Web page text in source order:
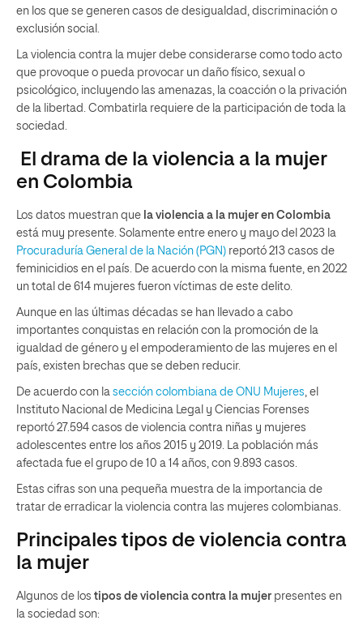
en los que se generen casos de desigualdad, discriminación o
exclusión social.
La violencia contra la mujer debe considerarse como todo acto
que provoque o pueda provocar un daño físico, sexual o
psicológico, incluyendo las amenazas, la coacción o la privación
de la libertad. Combatirla requiere de la participación de toda la
sociedad.
El drama de la violencia a la mujer
en Colombia
Los datos muestran que la violencia a la mujer en Colombia
está muy presente. Solamente entre enero y mayo del 2023 la
Procuraduría General de la Nación (PGN) reportó 213 casos de
feminicidios en el país. De acuerdo con la misma fuente, en 2022
un total de 614 mujeres fueron víctimas de este delito.
Aunque en las últimas décadas se han llevado a cabo
importantes conquistas en relación con la promoción de la
igualdad de género y el empoderamiento de las mujeres en el
país, existen brechas que se deben reducir.
De acuerdo con la sección colombiana de ONU Mujeres , el
Instituto Nacional de Medicina Legal y Ciencias Forenses
reportó 27.594 casos de violencia contra niñas y mujeres
adolescentes entre los años 2015 y 2019. La población más
afectada fue el grupo de 10 a 14 años, con 9.893 casos.
Estas cifras son una pequeña muestra de la importancia de
tratar de erradicar la violencia contra las mujeres colombianas.
Principales tipos de violencia contra
la mujer
Algunos de los tipos de violencia contra la mujer presentes en
la sociedad son: